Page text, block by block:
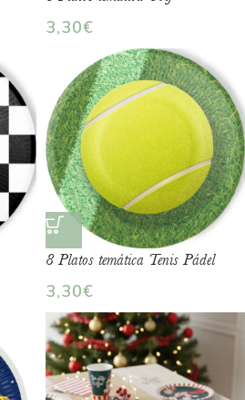
3,30€
8 Platos temática Tenis Pádel
3,30€